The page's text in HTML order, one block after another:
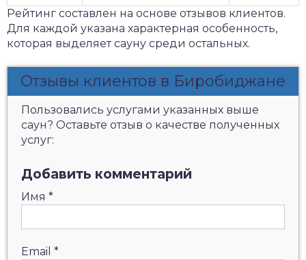
Рейтинг составлен на основе отзывов клиентов.
Для каждой указана характерная особенность,
которая выделяет сауну среди остальных.
Отзывы клиентов в Биробиджане
Пользовались услугами указанных выше
саун? Оставьте отзыв о качестве полученных
услуг:
Добавить комментарий
Имя *
Email *